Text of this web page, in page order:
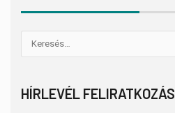
HÍRLEVÉL FELIRATKOZÁS